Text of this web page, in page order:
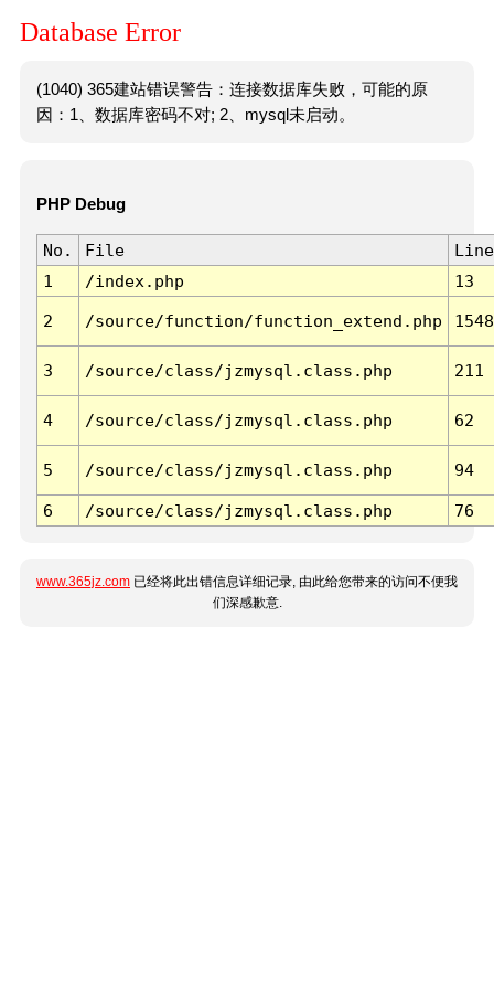
Database Error
(1040) 365建站错误警告：连接数据库失败，可能的原
因：1、数据库密码不对; 2、mysql未启动。
PHP Debug
No. File
Line
1
/index.php 13
2 /source/function/function_extend.php 1548
3 /source/class/jzmysql.class.php 211
4 /source/class/jzmysql.class.php 62
5 /source/class/jzmysql.class.php 94
6 /source/class/jzmysql.class.php 76
www.365jz.com 已经将此出错信息详细记录, 由此给您带来的访问不便我
们深感歉意.